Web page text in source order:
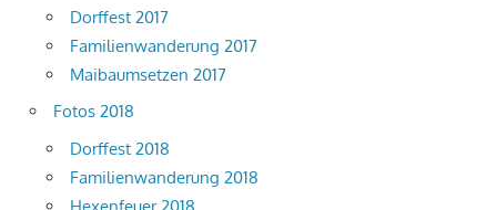
Dorffest 2017
Familienwanderung 2017
Maibaumsetzen 2017
Fotos 2018
Dorffest 2018
Familienwanderung 2018
Hexenfeuer 2018